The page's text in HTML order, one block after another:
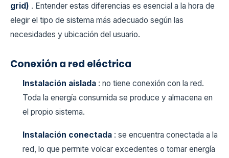
grid) . Entender estas diferencias es esencial a la hora de
elegir el tipo de sistema más adecuado según las
necesidades y ubicación del usuario.
Conexión a red eléctrica
Instalación aislada : no tiene conexión con la red.
Toda la energía consumida se produce y almacena en
el propio sistema.
Instalación conectada : se encuentra conectada a la
red, lo que permite volcar excedentes o tomar energía